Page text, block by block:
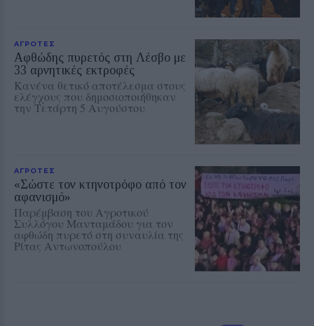
ΑΓΡΟΤΕΣ
Αφθώδης πυρετός στη Λέσβο με
33 αρνητικές εκτροφές
Κανένα θετικό αποτέλεσμα στους
ελέγχους που δημοσιοποιήθηκαν
την Τετάρτη 5 Αυγούστου
ΑΓΡΟΤΕΣ
«Σώστε τον κτηνοτρόφο από τον
αφανισμό»
Παρέμβαση του Αγροτικού
Συλλόγου Μανταμάδου για τον
αφθώδη πυρετό στη συναυλία της
Ρίτας Αντωνοπούλου